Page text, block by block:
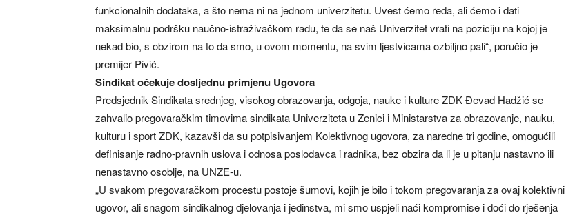
funkcionalnih dodataka, a što nema ni na jednom univerzitetu. Uvest ćemo reda, ali ćemo i dati
maksimalnu podršku naučno-istraživačkom radu, te da se naš Univerzitet vrati na poziciju na kojoj je
nekad bio, s obzirom na to da smo, u ovom momentu, na svim ljestvicama ozbiljno pali“, poručio je
premijer Pivić.
Sindikat očekuje dosljednu primjenu Ugovora
Predsjednik Sindikata srednjeg, visokog obrazovanja, odgoja, nauke i kulture ZDK Đevad Hadžić se
zahvalio pregovaračkim timovima sindikata Univerziteta u Zenici i Ministarstva za obrazovanje, nauku,
kulturu i sport ZDK, kazavši da su potpisivanjem Kolektivnog ugovora, za naredne tri godine, omogućili
definisanje radno-pravnih uslova i odnosa poslodavca i radnika, bez obzira da li je u pitanju nastavno ili
nenastavno osoblje, na UNZE-u.
„U svakom pregovaračkom procestu postoje šumovi, kojih je bilo i tokom pregovaranja za ovaj kolektivni
ugovor, ali snagom sindikalnog djelovanja i jedinstva, mi smo uspjeli naći kompromise i doći do rješenja